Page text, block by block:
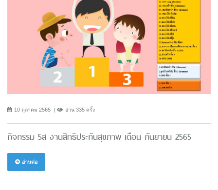
10 ตุลาคม 2565 อ่าน 335 ครั้ง
กิจกรรม 5ส งานสิทธิประกันสุขภาพ เดือน กันยายน 2565
อ่านต่อ